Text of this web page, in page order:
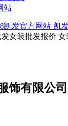
站
凯发官方网站-凯
女装批发报价
饰有限公司